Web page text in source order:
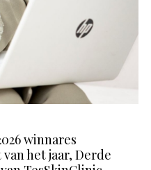
winnares
het jaar, Derde